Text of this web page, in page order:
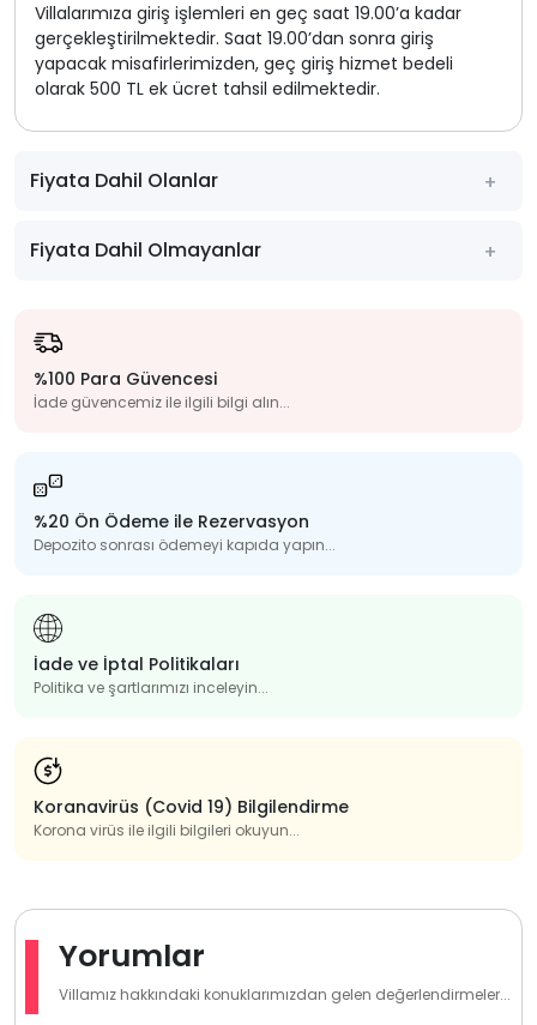
Villalarımıza giriş işlemleri en geç saat 19.00’a kadar
gerçekleştirilmektedir. Saat 19.00’dan sonra giriş
yapacak misafirlerimizden, geç giriş hizmet bedeli
olarak 500 TL ek ücret tahsil edilmektedir.
Fiyata Dahil Olanlar
Fiyata Dahil Olmayanlar
%100 Para Güvencesi
İade güvencemiz ile ilgili bilgi alın...
%20 Ön Ödeme ile Rezervasyon
Depozito sonrası ödemeyi kapıda yapın...
İade ve İptal Politikaları
Politika ve şartlarımızı inceleyin...
Koranavirüs (Covid 19) Bilgilendirme
Korona virüs ile ilgili bilgileri okuyun...
Yorumlar
Villamız hakkındaki konuklarımızdan gelen değerlendirmeler...